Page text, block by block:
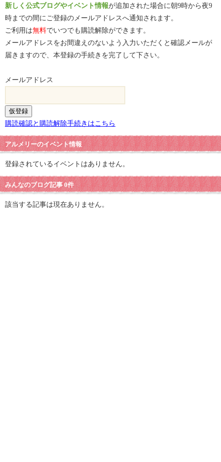
新しく公式ブログやイベント情報が追加された場合に朝9時から夜9
時までの間にご登録のメールアドレスへ通知されます。
ご利用は無料でいつでも購読解除ができます。
メールアドレスをお間違えのないよう入力いただくと確認メールが
届きますので、本登録の手続きを完了して下さい。
メールアドレス
購読確認と購読解除手続きはこちら
アルメリーのイベント情報
登録されているイベントはありません。
みんなのブログ記事 0件
該当する記事は現在ありません。